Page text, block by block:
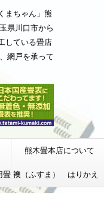
まちゃん」熊
県川口市から
している畳店
網戸を承って
熊木畳本店について
畳 襖（ふすま） はりかえ